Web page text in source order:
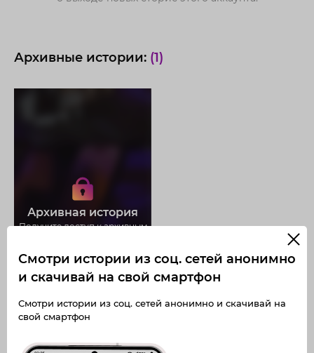
Архивные истории: (1)
Архивная история
Получите доступ к архивным
korushova_permanent
Загружайте истории без
ограничений
Смотри истории из соц. сетей анонимно
и скачивай на свой смартфон
Смотри истории из соц. сетей анонимно и скачивай на
свой смартфон